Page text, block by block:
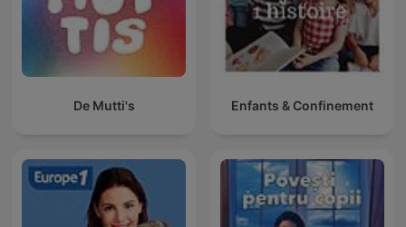
De Mutti's Enfants & Confinement